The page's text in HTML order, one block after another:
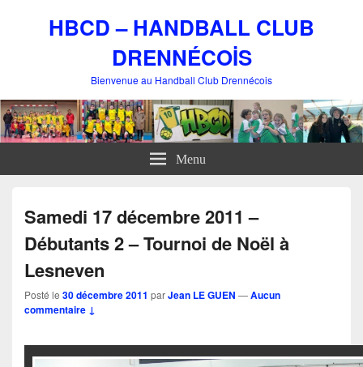
HBCD – HANDBALL CLUB
DRENNÉCOİS
Bienvenue au Handball Club Drennécois
Menu
Samedi 17 décembre 2011 –
Débutants 2 – Tournoi de Noël à
Lesneven
Posté le 30 décembre 2011 parJean LE GUEN —Aucun
commentaire ↓